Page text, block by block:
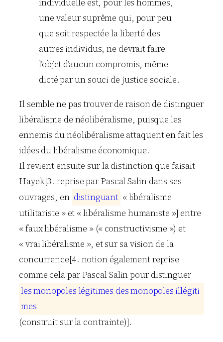
individuelle est, pour les hommes,
une valeur suprême qui, pour peu
que soit respectée la liberté des
autres individus, ne devrait faire
l’objet d’aucun compromis, même
dicté par un souci de justice sociale.
Il semble ne pas trouver de raison de distinguer
libéralisme de néolibéralisme, puisque les
ennemis du néolibéralisme attaquent en fait les
idées du libéralisme économique.
Il revient ensuite sur la distinction que faisait
Hayek[3. reprise par Pascal Salindans ses
ouvrages, en distinguant « libéralisme
utilitariste » et « libéralisme humaniste »] entre
« faux libéralisme » (« constructivisme ») et
« vrai libéralisme », et sur sa vision de la
concurrence[4. notion également reprise
comme cela par Pascal Salinpour distinguer
lesmonopoles légitimes desmonopoles illégiti
mes
(construit sur la contrainte)].